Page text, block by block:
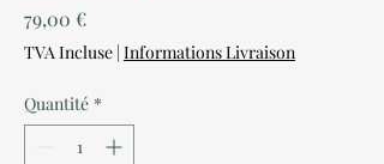
79,00 €Prix
TVA Incluse | Informations Livraison
Quantité *